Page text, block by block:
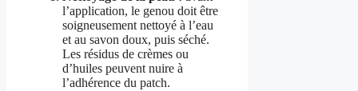
l’application, le genou doit être
soigneusement nettoyé à l’eau
et au savon doux, puis séché.
Les résidus de crèmes ou
d’huiles peuvent nuire à
l’adhérence du patch.